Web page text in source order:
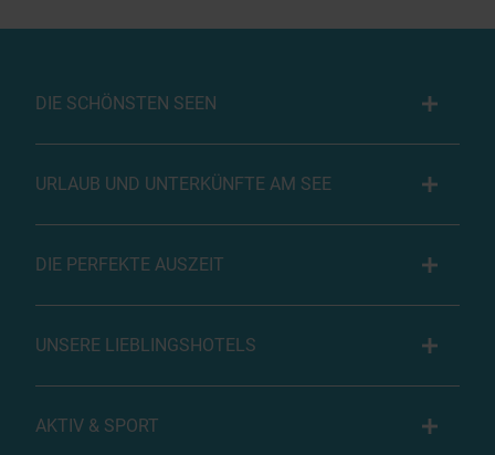
DIE SCHÖNSTEN SEEN
URLAUB UND UNTERKÜNFTE AM SEE
DIE PERFEKTE AUSZEIT
UNSERE LIEBLINGSHOTELS
AKTIV & SPORT